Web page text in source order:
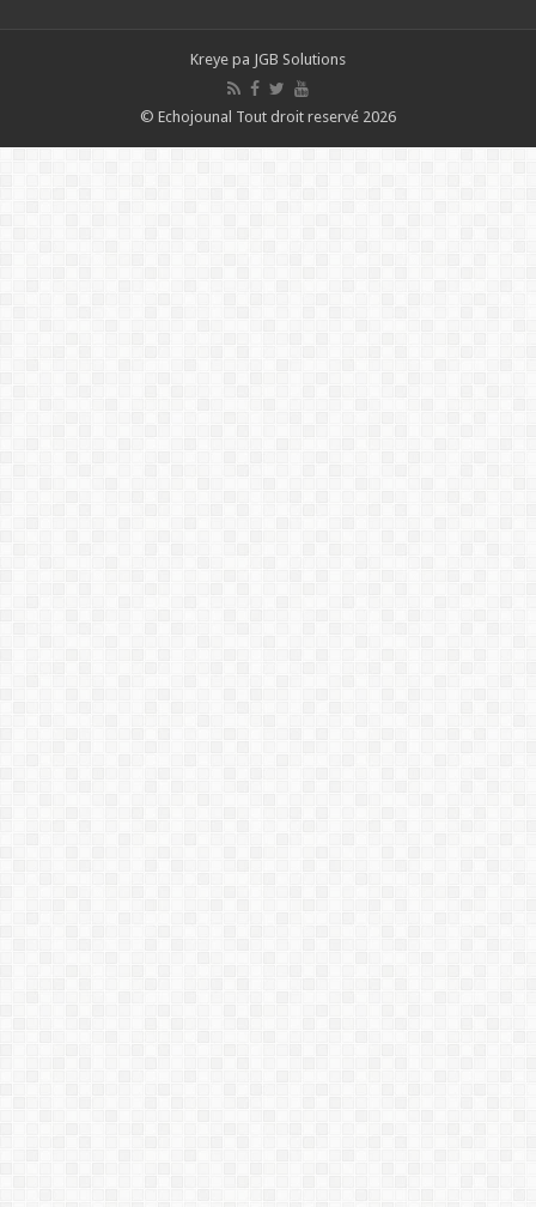
Kreye pa JGB Solutions
© Echojounal Tout droit reservé 2026